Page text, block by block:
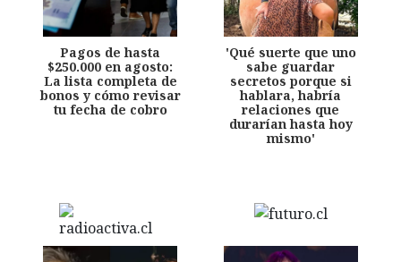
Pagos de hasta
$250.000 en agosto:
La lista completa de
bonos y cómo revisar
tu fecha de cobro
'Qué suerte que uno
sabe guardar
secretos porque si
hablara, habría
relaciones que
durarían hasta hoy
mismo'